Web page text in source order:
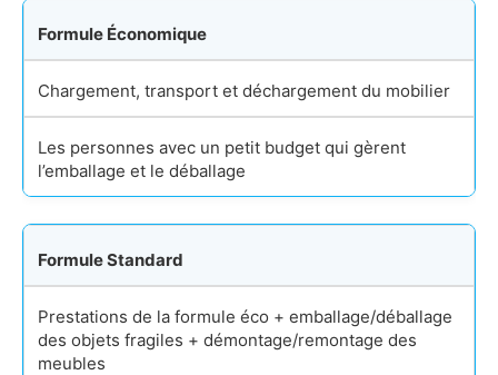
Formule Économique
Chargement, transport et déchargement du mobilier
Les personnes avec un petit budget qui gèrent
l’emballage et le déballage
Formule Standard
Prestations de la formule éco + emballage/déballage
des objets fragiles + démontage/remontage des
meubles